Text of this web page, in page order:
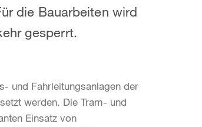
die Bauarbeiten wird
gesperrt.
und Fahrleitungsanlagen der
werden. Die Tram- und
Einsatz von